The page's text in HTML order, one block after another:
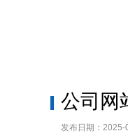
公司网
发布日期：2025-